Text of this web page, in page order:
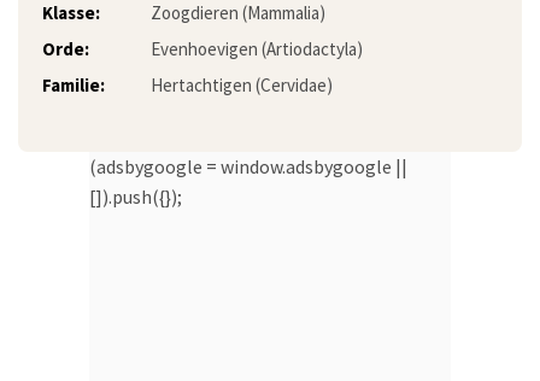
Klasse:
Zoogdieren (Mammalia)
Orde:
Evenhoevigen (Artiodactyla)
Familie:
Hertachtigen (Cervidae)
(adsbygoogle = window.adsbygoogle ||
[]).push({});